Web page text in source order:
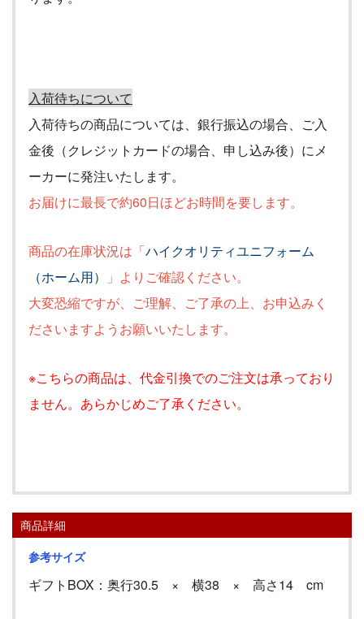
入荷待ちについて
入荷待ちの商品については、銀行振込の場合、ご入
金後（クレジットカードの場合、申し込み後）にメ
ーカーに発注いたします。
お届けに最長で約60日ほどお時間を要します。
商品の在庫状況は「ハイクオリティユニフォーム
（ホーム用）
」よりご確認ください。
大変恐縮ですが、ご理解、ご了承の上、お申込みく
ださいますようお願いいたします。
※こちらの商品は、代金引換でのご注文は承っており
ません。あらかじめご了承ください。
商品詳細
参考サイズ
ギフトBOX：奥行30.5 × 横38 × 高さ14 cm